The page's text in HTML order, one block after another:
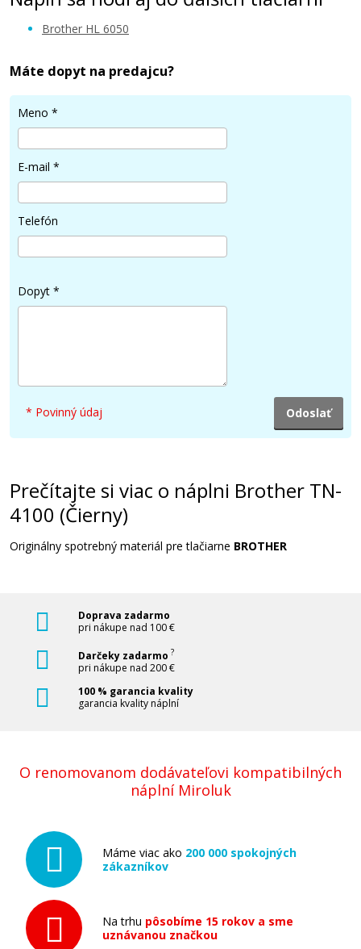
128,90 €
Brother HL 6050
Máte dopyt na predajcu?
Meno *
E-mail *
Telefón
Dopyt *
* Povinný údaj
Prečítajte si viac o náplni Brother TN-
4100 (Čierny)
Originálny spotrebný materiál pre tlačiarne BROTHER
Doprava zadarmo
pri nákupe nad 100 €
Darčeky zadarmo ?
pri nákupe nad 200 €
100 % garancia kvality
garancia kvality náplní
O renomovanom dodávateľovi kompatibilných
náplní Miroluk
Máme viac ako 200 000 spokojných
zákazníkov
Na trhu pôsobíme 15 rokov a sme
uznávanou značkou